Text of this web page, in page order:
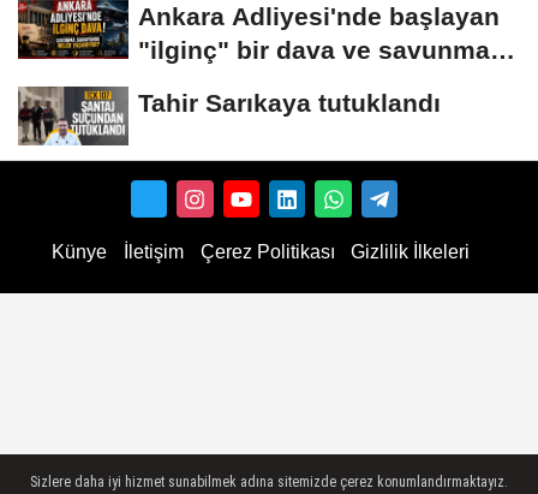
Ankara Adliyesi'nde başlayan
"ilginç" bir dava ve savunma
Tahir Sarıkaya tutuklandı
Künye İletişim Çerez Politikası Gizlilik İlkeleri
Sizlere daha iyi hizmet sunabilmek adına sitemizde çerez konumlandırmaktayız.